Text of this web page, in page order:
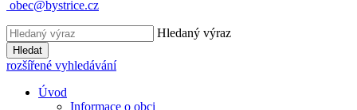
obec@bystrice.cz
Hledaný výraz
Hledat
rozšířené vyhledávání
Úvod
Informace o obci